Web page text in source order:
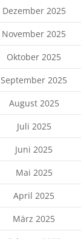
Dezember 2025
November 2025
Oktober 2025
September 2025
August 2025
Juli 2025
Juni 2025
Mai 2025
April 2025
März 2025